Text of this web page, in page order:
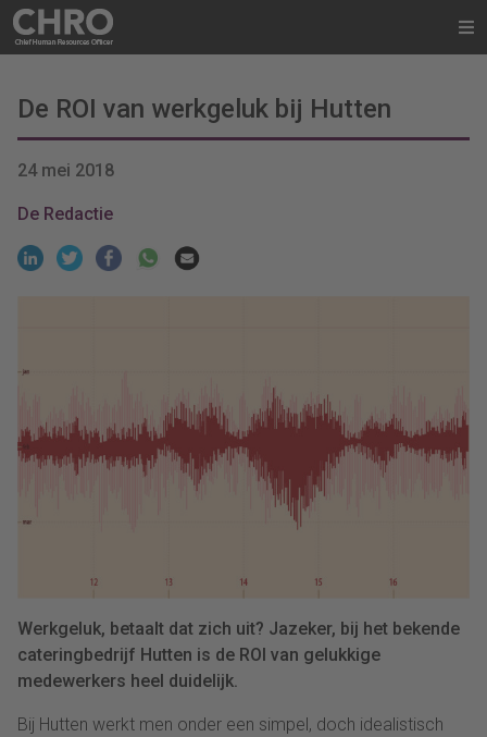
De ROI van werkgeluk bij Hutten
24 mei 2018
De Redactie
Werkgeluk, betaalt dat zich uit? Jazeker, bij het bekende
cateringbedrijf Hutten is de ROI van gelukkige
medewerkers heel duidelijk.
Bij Hutten werkt men onder een simpel, doch idealistisch